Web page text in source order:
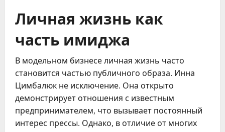
Личная жизнь как
часть имиджа
В модельном бизнесе личная жизнь часто
становится частью публичного образа. Инна
Цимбалюк не исключение. Она открыто
демонстрирует отношения с известным
предпринимателем, что вызывает постоянный
интерес прессы. Однако, в отличие от многих